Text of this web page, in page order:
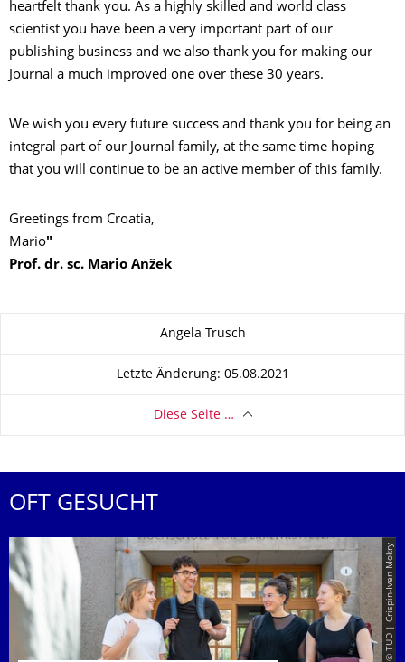
heartfelt thank you. As a highly skilled and world class
scientist you have been a very important part of our
publishing business and we also thank you for making our
Journal a much improved one over these 30 years.
We wish you every future success and thank you for being an
integral part of our Journal family, at the same time hoping
that you will continue to be an active member of this family.
Greetings from Croatia,
Mario"
Prof. dr. sc. Mario Anžek
Angela Trusch
Letzte Änderung: 05.08.2021
Diese Seite …
OFT GESUCHT
© TUD | Crispin-Iven Mokry